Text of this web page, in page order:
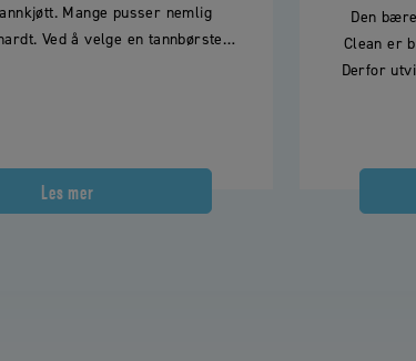
Mange pusser nemlig
Ved å velge en tannbørste
Les mer
Den
Clean er
Derfor